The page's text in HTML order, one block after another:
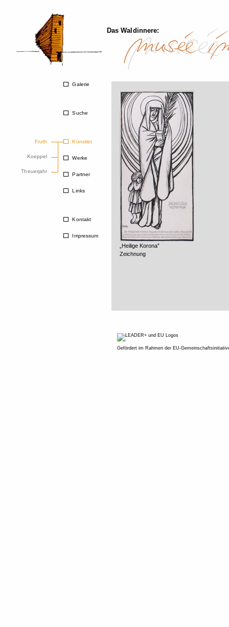
Das Waldinnere:
Galerie
Suche
Fruth Künstler
Koeppel
Theuerjahr
Werke
Partner
Links
Kontakt
Impressum
„Heilige Korona”
Zeichnung
Gefördert im Rahmen der EU-